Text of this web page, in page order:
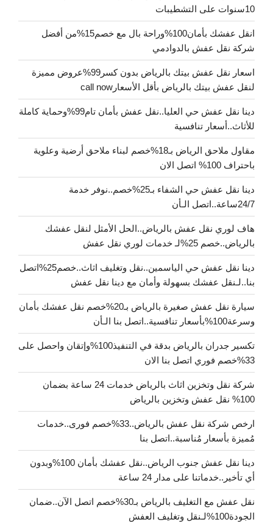
10سنوات على التشطيبات
انقل عفشك بأمان100%وراحة بال مع خصم15%من أفضل
شركة نقل عفش بالدوادمي
اسعار نقل عفش بيتك بالرياض بدون كسر99%عروض مميزة
لنقل عفش بيتك بالرياض بأقل الأسعارcall now
دينا نقل عفش حي العليا..نقل عفش بأمان تام99%وحماية كاملة
للأثاث..أسعار تنافسية
مقاول ملاحق الرياض بـ18%خصم لبناء ملاحق أرضية وعلوية
باحتراف 100% اتصل الان
دينا نقل عفش حي الشفاء بـ25%خصم..نوفر خدمة
24/7ساعة..اتصل الـأن
هاف لوري نقل عفش بالرياض..الحل الأمثل لنقل عفشك
بالرياض..خصم 25%لـ خدمات لوري نقل عفش
دينا نقل عفش حي الياسمين..نقل وتغليف اثاث..خصم25%اتصل
بنا..لـنقل عفشك بسهولة وأمان مع دينا نقل عفش
سيارة نقل عفش صغيرة بالرياض بـ20%خصم نقل عفشك بأمان
وسرعة100%بأسعار تنافسية..اتصل بنا الـأن
تكسير جدران بالرياض بدقة في التنفيذ100%وإتقان واحصل على
33%خصم فوري اتصل بنا الان
شركة نقل وتخزين اثاث بالرياض خدمات 24 ساعة بضمان
100% نقل عفش وتخزين بالرياض
ارخص شركة نقل عفش بالرياض..33%خصم فورى..خدمات
مُميزة بأسعار مُناسبة..اتصل بنا
دينا نقل عفش جنوب الرياض..نقل عفشك بأمان 100%وبدون
أي تأخير..خدماتنا على مدار 24 ساعة
نقل عفش مع التغليف بالرياض بـ30%خصم اتصل الآن..ضمان
الجودة100%لـنقل وتغليف العفش